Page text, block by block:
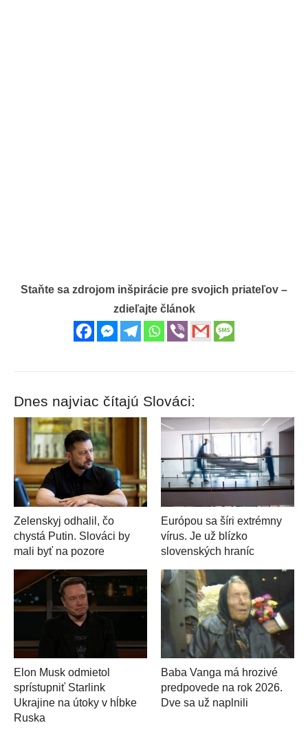
Staňte sa zdrojom inšpirácie pre svojich priateľov –
zdieľajte článok
Dnes najviac čítajú Slováci:
Zelenskyj odhalil, čo
chystá Putin. Slováci by
mali byť na pozore
Európou sa šíri extrémny
vírus. Je už blízko
slovenských hraníc
Elon Musk odmietol
sprístupniť Starlink
Ukrajine na útoky v hĺbke
Ruska
Baba Vanga má hrozivé
predpovede na rok 2026.
Dve sa už naplnili